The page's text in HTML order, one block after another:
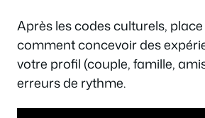
Après les codes culturels,
comment concevoir des
votre profil (couple, famille,
erreurs de rythme.